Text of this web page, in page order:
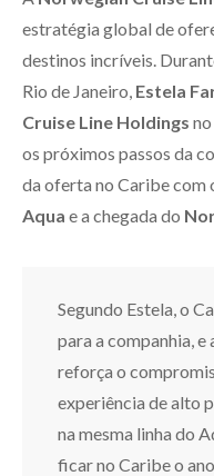
estratégia global de
destinos incríveis.
Rio de Janeiro, Estela
Cruise Line Holdings
os próximos passos da
da oferta no Caribe com
Aqua e a chegada do
Segundo Estela, o
para a companhia, e
reforça o
experiência de alto
na mesma linha do
ficar no Caribe o